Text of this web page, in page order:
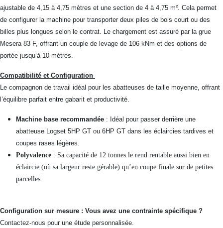
ajustable de 4,15 à 4,75 mètres et une section de 4 à 4,75 m². Cela permet
de configurer la machine pour transporter deux piles de bois court ou des
billes plus longues selon le contrat. Le chargement est assuré par la grue
Mesera 83 F, offrant un couple de levage de 106 kNm et des options de
portée jusqu’à 10 mètres.
Compatibilité et Configuration
Le compagnon de travail idéal pour les abatteuses de taille moyenne, offrant
l’équilibre parfait entre gabarit et productivité.
Machine base recommandée : Idéal pour passer derrière une
abatteuse Logset 5HP GT ou 6HP GT dans les éclaircies tardives et
coupes rases légères.
Polyvalence : Sa capacité de 12 tonnes le rend rentable aussi bien en
éclaircie (où sa largeur reste gérable) qu’en coupe finale sur de petites
parcelles.
Configuration sur mesure : Vous avez une contrainte spécifique ?
Contactez-nous pour une étude personnalisée.